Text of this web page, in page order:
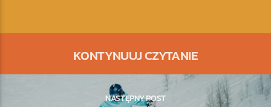
KONTYNUUJ CZYTANIE
NASTĘPNY POST